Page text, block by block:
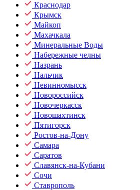
Краснодар
Крымск
Майкоп
Махачкала
Минеральные Воды
Набережные челны
Назрань
Нальчик
Невинномысск
Новороссийск
Новочеркасск
Новошахтинск
Пятигорск
Ростов-на-Дону
Самара
Саратов
Славянск-на-Кубани
Сочи
Ставрополь